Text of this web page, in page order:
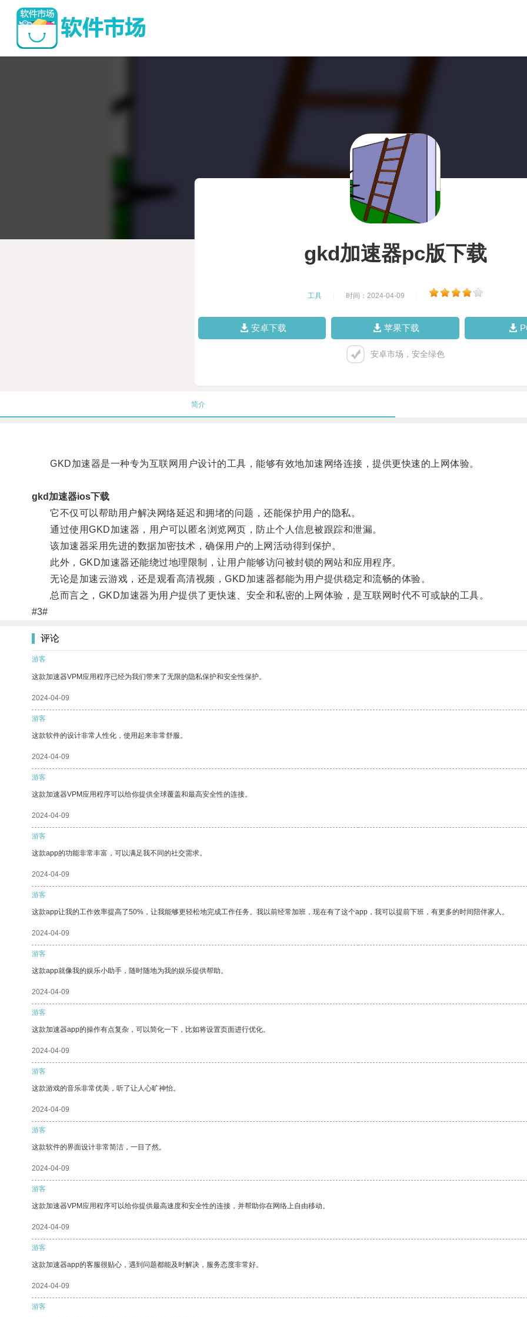
gkd加速器pc版下载
工具 时间：2024-04-09
安卓下载 苹果下载
安卓市场，安全绿色
简介
GKD加速器是一种专为互联网用户设计的工具，能够有效地加速网络连接，提供更快速的上网体验。
gkd加速器ios下载
它不仅可以帮助用户解决网络延迟和拥堵的问题，还能保护用户的隐私。
通过使用GKD加速器，用户可以匿名浏览网页，防止个人信息被跟踪和泄漏。
该加速器采用先进的数据加密技术，确保用户的上网活动得到保护。
此外，GKD加速器还能绕过地理限制，让用户能够访问被封锁的网站和应用程序。
无论是加速云游戏，还是观看高清视频，GKD加速器都能为用户提供稳定和流畅的体验。
总而言之，GKD加速器为用户提供了更快速、安全和私密的上网体验，是互联网时代不可或缺的工具。
#3#
评论
游客
这款加速器VPM应用程序已经为我们带来了无限的隐私保护和安全性保护。
2024-04-09
游客
这款软件的设计非常人性化，使用起来非常舒服。
2024-04-09
游客
这款加速器VPM应用程序可以给你提供全球覆盖和最高安全性的连接。
2024-04-09
游客
这款app的功能非常丰富，可以满足我不同的社交需求。
2024-04-09
游客
这款app让我的工作效率提高了50%，让我能够更轻松地完成工作任务。我以前经常加班，现在有了这个app，我可以提前下班，有更多的时间陪伴家人。
2024-04-09
游客
这款app就像我的娱乐小助手，随时随地为我的娱乐提供帮助。
2024-04-09
游客
这款加速器app的操作有点复杂，可以简化一下，比如将设置页面进行优化。
2024-04-09
游客
这款游戏的音乐非常优美，听了让人心旷神怡。
2024-04-09
游客
这款软件的界面设计非常简洁，一目了然。
2024-04-09
游客
这款加速器VPM应用程序可以给你提供最高速度和安全性的连接，并帮助你在网络上自由移动。
2024-04-09
游客
这款加速器app的客服很贴心，遇到问题都能及时解决，服务态度非常好。
2024-04-09
游客